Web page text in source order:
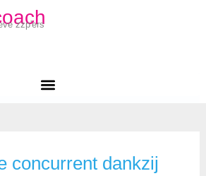
zzp'ers
concurrent dankzij